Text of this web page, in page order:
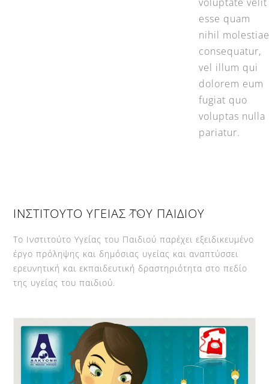
esse quam
nihil
consequatur,
vel illum qui
dolorem eum
fugiat quo
voluptas nulla
pariatur.
Back
Top
ΙΝΣΤΙΤΟΥΤΟ ΥΓΕΙΑΣ ΤΟΥ ΠΑΙΔΙΟΥ
Το Ινστιτούτο Υγείας του Παιδιού παρέχει εξειδικευμένο
έργο πρόληψης και δημόσιας υγείας και αναπτύσσει
ερευνητική και εκπαιδευτική δραστηριότητα στο πεδίο
της υγείας του παιδιού.